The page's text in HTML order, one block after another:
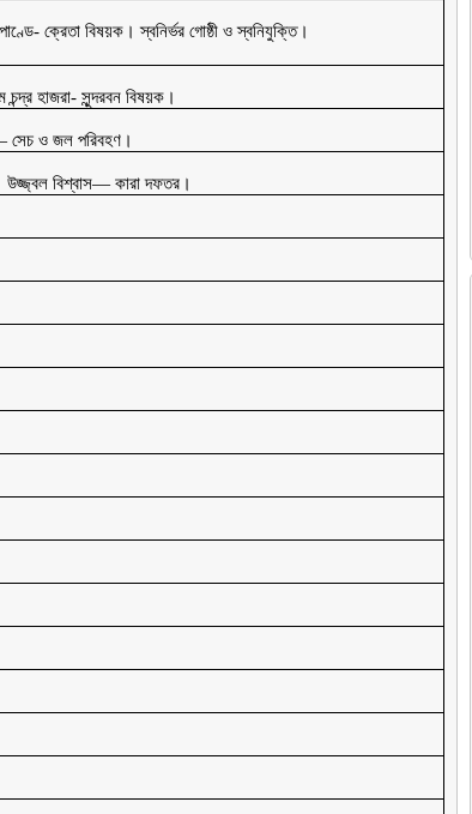
ক্রেতা বিষয়ক। স্বনির্ভর গোষ্ঠী ও স্বনিযুক্তি।
হাজরা- সুন্দরবন বিষয়ক।
সেচ ও জল পরিবহণ।
উজ্জ্বল বিশ্বাস— কারা দফতর।